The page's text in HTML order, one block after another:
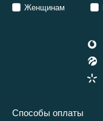
Способы оплаты
Женщинам